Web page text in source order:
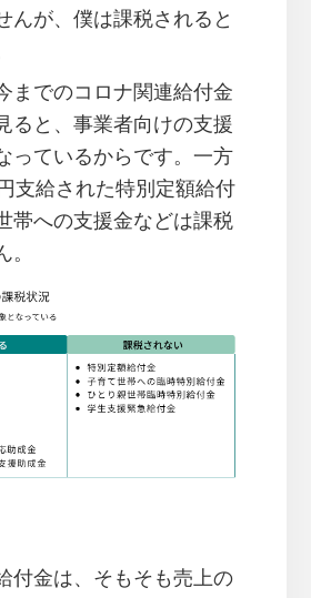
んが、僕は課税されると
までのコロナ関連給付金
ると、事業者向けの支援
っているからです。一方
支給された特別定額給付
帯への支援金などは課税
付金は、そもそも売上の